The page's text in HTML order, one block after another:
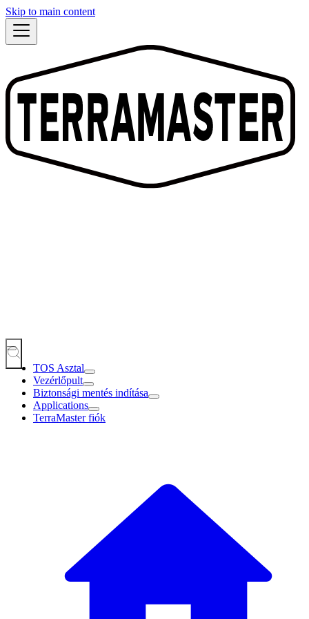
Skip to main content
TOS Asztal
Vezérlőpult
Biztonsági mentés indítása
Applications
TerraMaster fiók